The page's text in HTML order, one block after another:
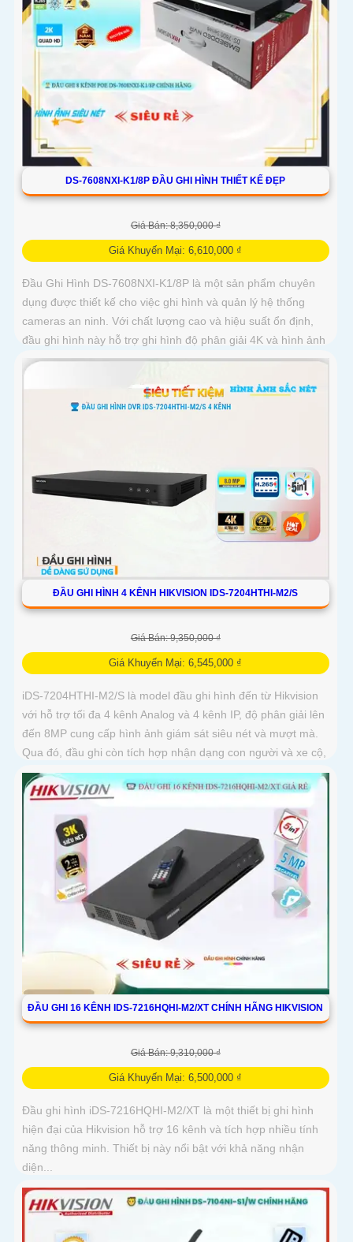
DS-7608NXI-K1/8P ĐẦU GHI HÌNH THIẾT KẾ ĐẸP
Giá Bán: 8,350,000 ₫
Giá Khuyến Mại: 6,610,000 ₫
Đầu Ghi Hình DS-7608NXI-K1/8P là một sản phẩm chuyên
dụng được thiết kế cho việc ghi hình và quản lý hệ thống
cameras an ninh. Với chất lượng cao và hiệu suất ổn định,
đầu ghi hình này hỗ trợ ghi hình độ phân giải 4K và hình ảnh
sắc nét
ĐẦU GHI HÌNH 4 KÊNH HIKVISION IDS-7204HTHI-M2/S
Giá Bán: 9,350,000 ₫
Giá Khuyến Mại: 6,545,000 ₫
iDS-7204HTHI-M2/S là model đầu ghi hình đến từ Hikvision
với hỗ trợ tối đa 4 kênh Analog và 4 kênh IP, độ phân giải lên
đến 8MP cung cấp hình ảnh giám sát siêu nét và mượt mà.
Qua đó, đầu ghi còn tích hợp nhận dạng con người và xe cộ,
hỗ trợ cổng xuất hình ảnh HDMI 4K và hỗ trợ ổ cứng lên đến
10TB
ĐẦU GHI 16 KÊNH IDS-7216HQHI-M2/XT CHÍNH HÃNG HIKVISION
Giá Bán: 9,310,000 ₫
Giá Khuyến Mại: 6,500,000 ₫
Đầu ghi hình iDS-7216HQHI-M2/XT là một thiết bị ghi hình
hiện đại của Hikvision hỗ trợ 16 kênh và tích hợp nhiều tính
năng thông minh. Thiết bị này nổi bật với khả năng nhận
diện...